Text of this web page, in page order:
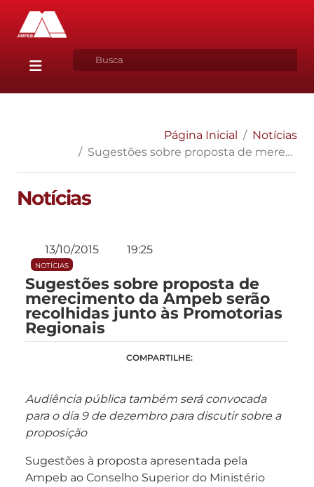
Página Inicial
Notícias
Sugestões sobre proposta de merecimento da Ampeb serão recolhidas junto às Promotorias Regionais
Notícias
13/10/2015 19:25
NOTÍCIAS
Sugestões sobre proposta de
merecimento da Ampeb serão
recolhidas junto às Promotorias
Regionais
COMPARTILHE:
Audiência pública também será convocada
para o dia 9 de dezembro para discutir sobre a
proposição
Sugestões à proposta apresentada pela
Ampeb ao Conselho Superior do Ministério